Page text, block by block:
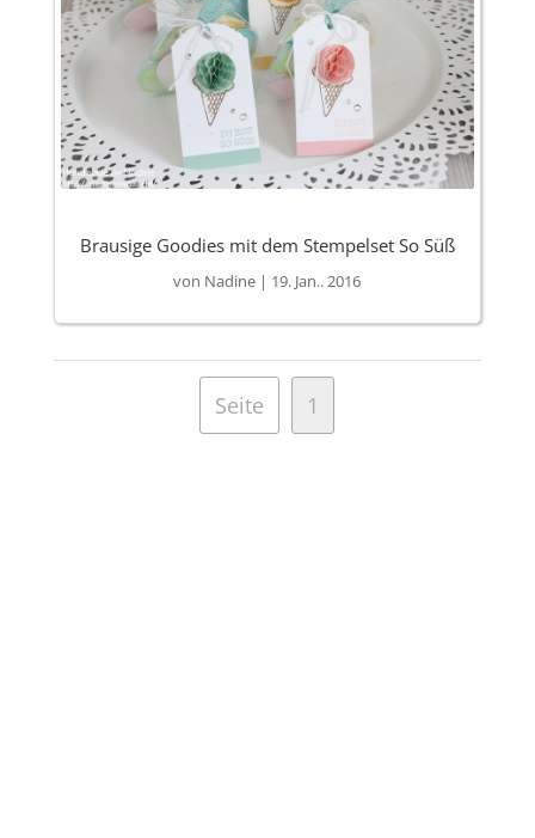
Brausige Goodies mit dem Stempelset So Süß
von Nadine | 19. Jan.. 2016
Seite 1